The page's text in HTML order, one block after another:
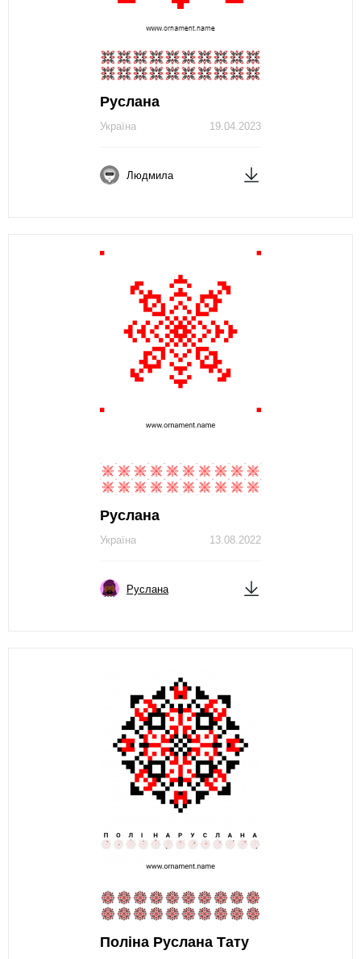
Руслана
19.04.2023
Україна
Людмила
Руслана
13.08.2022
Україна
Руслана
Поліна Руслана Тату